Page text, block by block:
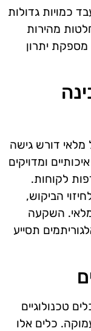
כמויות גדולות
מהירות
מספקת יתרון
מלאי דורש גישה
ומדויקים
לקוחות.
הביקוש,
השקעה
תסייע
טכנולוגיים
כלים אלו